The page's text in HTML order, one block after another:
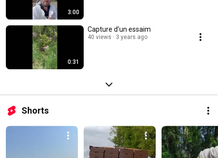
3:00
0:31
Capture d'un essaim
40 views 3 years ago
Shorts